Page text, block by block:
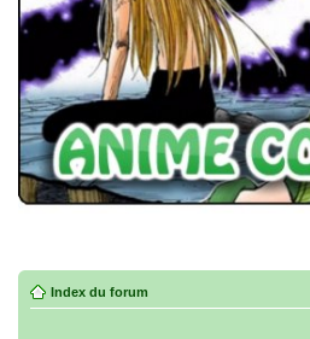
Index du forum